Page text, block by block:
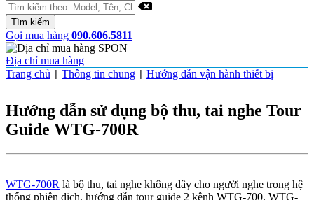
Gọi mua hàng 090.606.5811
Địa chỉ mua hàng
Trang chủ
Thông tin chung Hướng dẫn vận hành thiết bị
Hướng dẫn sử dụng bộ thu, tai nghe Tour
Guide WTG-700R
WTG-700R là bộ thu, tai nghe không dây cho người nghe trong hệ
thống phiên dịch, hướng dẫn tour guide 2 kênh WTG-700. WTG-